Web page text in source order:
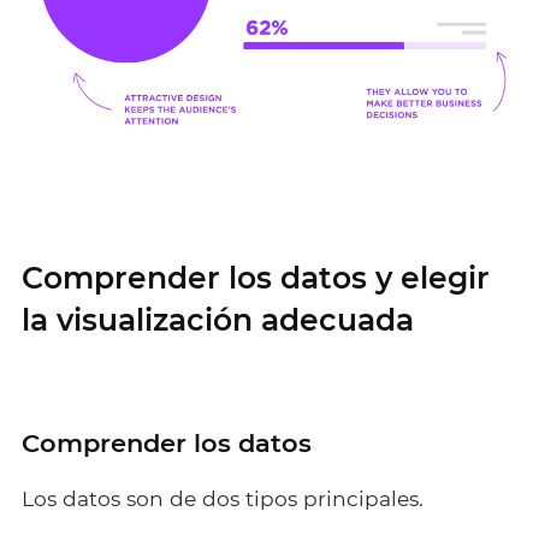
Comprender los datos y elegir
la visualización adecuada
Comprender los datos
Los datos son de dos tipos principales.